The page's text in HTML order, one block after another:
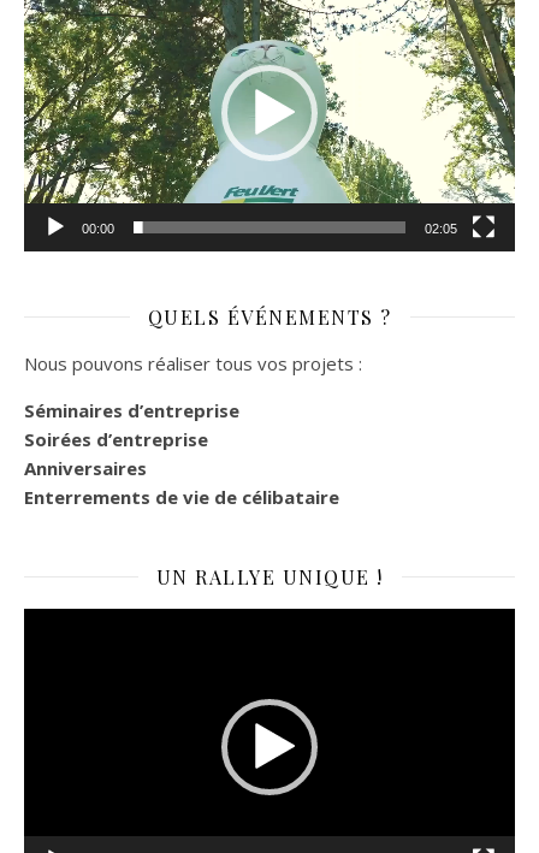
vidéo
00:00 02:05
QUELS ÉVÉNEMENTS ?
Nous pouvons réaliser tous vos projets :
Séminaires d’entreprise
Soirées d’entreprise
Anniversaires
Enterrements de vie de célibataire
UN RALLYE UNIQUE !